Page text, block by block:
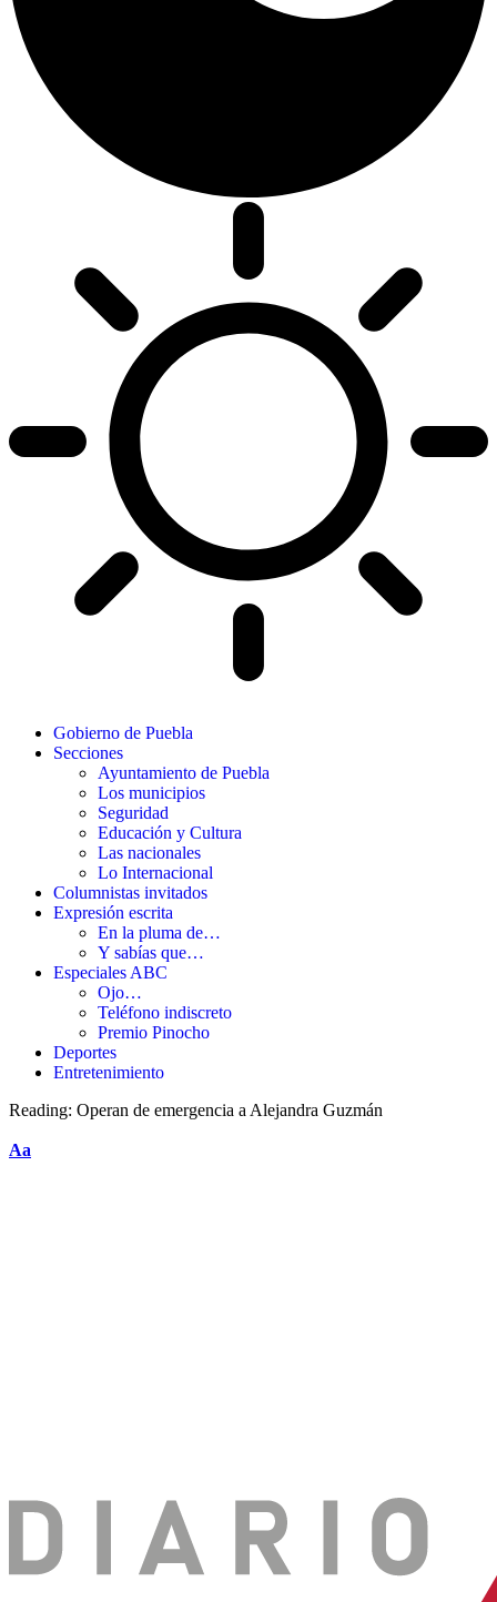
Gobierno de Puebla
Secciones
Ayuntamiento de Puebla
Los municipios
Seguridad
Educación y Cultura
Las nacionales
Lo Internacional
Columnistas invitados
Expresión escrita
En la pluma de…
Y sabías que…
Especiales ABC
Ojo…
Teléfono indiscreto
Premio Pinocho
Deportes
Entretenimiento
Reading: Operan de emergencia a Alejandra Guzmán
Aa